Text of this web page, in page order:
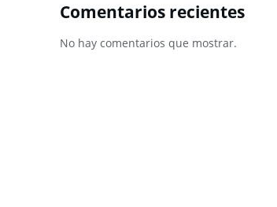
Comentarios recientes
No hay comentarios que mostrar.